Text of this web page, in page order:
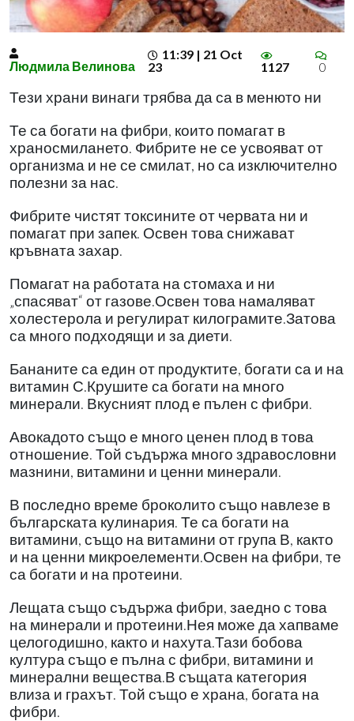
Людмила Велинова
11:39 | 21 Oct
23
1127 0
Тези храни винаги трябва да са в менюто ни
Те са богати на фибри, които помагат в
храносмилането. Фибрите не се усвояват от
организма и не се смилат, но са изключително
полезни за нас.
Фибрите чистят токсините от червата ни и
помагат при запек. Освен това снижават
кръвната захар.
Помагат на работата на стомаха и ни
„спасяват“ от газове.Освен това намаляват
холестерола и регулират килограмите.Затова
са много подходящи и за диети.
Бананите са един от продуктите, богати са и на
витамин С.Крушите са богати на много
минерали. Вкусният плод е пълен с фибри.
Авокадото също е много ценен плод в това
отношение. Той съдържа много здравословни
мазнини, витамини и ценни минерали.
В последно време броколито също навлезе в
българската кулинария. Те са богати на
витамини, също на витамини от група В, както
и на ценни микроелементи.Освен на фибри, те
са богати и на протеини.
Лещата също съдържа фибри, заедно с това
на минерали и протеини.Нея може да хапваме
целогодишно, както и нахута.Тази бобова
култура също е пълна с фибри, витамини и
минерални вещества.В същата категория
влиза и грахът. Той също е храна, богата на
фибри.